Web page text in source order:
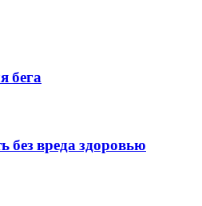
бега
без вреда здоровью